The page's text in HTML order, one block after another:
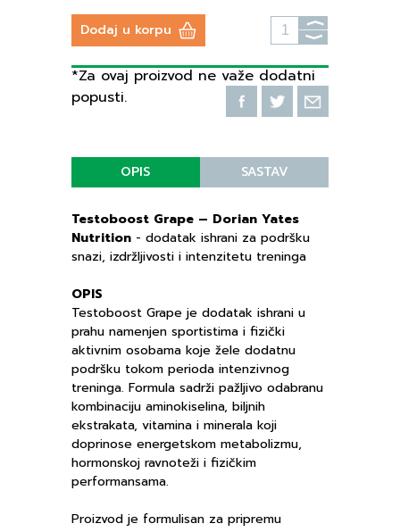
Dodaj u korpu
⟩
⟩
*Za ovaj proizvod ne važe dodatni
popusti.
OPIS SASTAV
Testoboost Grape – Dorian Yates
Nutrition- dodatak ishrani za podršku
snazi, izdržljivosti i intenzitetu treninga
OPIS
Testoboost Grape je dodatak ishrani u
prahu namenjen sportistima i fizički
aktivnim osobama koje žele dodatnu
podršku tokom perioda intenzivnog
treninga. Formula sadrži pažljivo odabranu
kombinaciju aminokiselina, biljnih
ekstrakata, vitamina i minerala koji
doprinose energetskom metabolizmu,
hormonskoj ravnoteži i fizičkim
performansama.
Proizvod je formulisan za pripremu